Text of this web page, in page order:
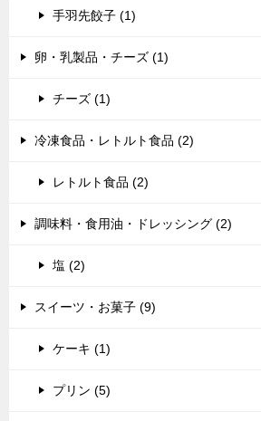
手羽先餃子 (1)
卵・乳製品・チーズ (1)
チーズ (1)
冷凍食品・レトルト食品 (2)
レトルト食品 (2)
調味料・食用油・ドレッシング (2)
塩 (2)
スイーツ・お菓子 (9)
ケーキ (1)
プリン (5)